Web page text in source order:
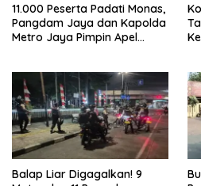
11.000 Peserta Padati Monas,
Pangdam Jaya dan Kapolda
Metro Jaya Pimpin Apel
Balap Liar Digagalkan! 9